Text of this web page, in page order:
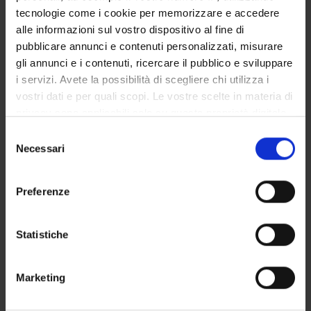
tecnologie come i cookie per memorizzare e accedere
alle informazioni sul vostro dispositivo al fine di
pubblicare annunci e contenuti personalizzati, misurare
gli annunci e i contenuti, ricercare il pubblico e sviluppare
i servizi. Avete la possibilità di scegliere chi utilizza i
vostri dati e per quali scopi. Le vostre scelte in materia di
modificare o revocare il proprio consenso in qualsiasi
momento dalla Dichiarazione sui cookie o facendo clic
raccogliere informazioni sulla tua posizione
geografica, con un'approssimazione di qualche
Identificare il tuo dispositivo, scansionandolo
delNecessari
Preferenze
Statistiche
Marketing
Arti e Geografie
AREE DI RICERCA
DOTTORATI DI RICERCA